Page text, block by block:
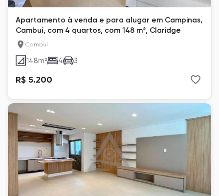
Apartamento à venda e para alugar em Campinas,
Cambuí, com 4 quartos, com 148 m², Claridge
Cambuí
148m² 4 3
R$ 5.200